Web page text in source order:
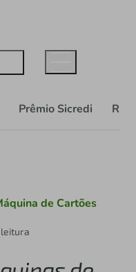
Prêmio Sicredi
de Cartões
leitura